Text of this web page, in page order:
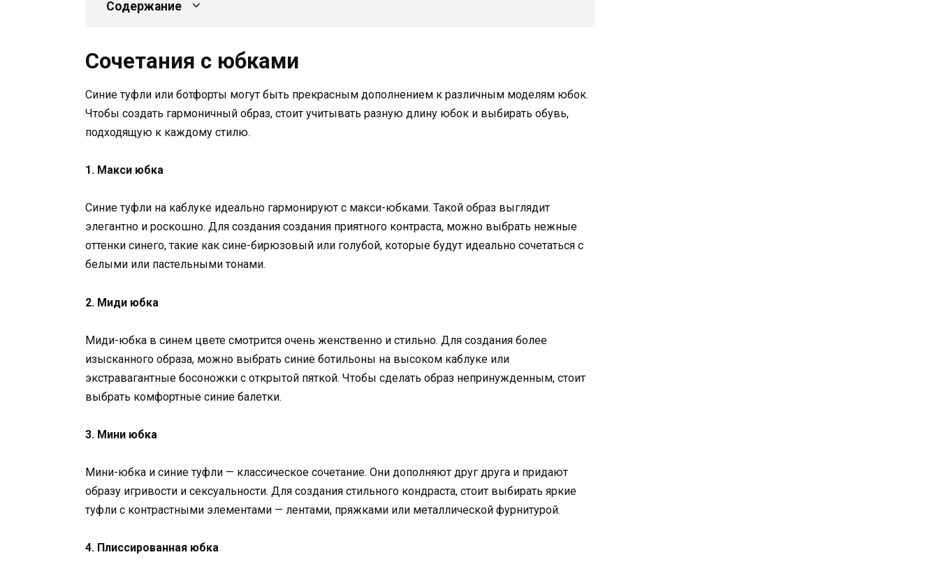
Содержание
Сочетания с юбками
Синие туфли или ботфорты могут быть прекрасным дополнением к различным моделям юбок.
Чтобы создать гармоничный образ, стоит учитывать разную длину юбок и выбирать обувь,
подходящую к каждому стилю.
1. Макси юбка
Синие туфли на каблуке идеально гармонируют с макси-юбками. Такой образ выглядит
элегантно и роскошно. Для создания создания приятного контраста, можно выбрать нежные
оттенки синего, такие как сине-бирюзовый или голубой, которые будут идеально сочетаться с
белыми или пастельными тонами.
2. Миди юбка
Миди-юбка в синем цвете смотрится очень женственно и стильно. Для создания более
изысканного образа, можно выбрать синие ботильоны на высоком каблуке или
экстравагантные босоножки с открытой пяткой. Чтобы сделать образ непринужденным, стоит
выбрать комфортные синие балетки.
3. Мини юбка
Мини-юбка и синие туфли — классическое сочетание. Они дополняют друг друга и придают
образу игривости и сексуальности. Для создания стильного кондраста, стоит выбирать яркие
туфли с контрастными элементами — лентами, пряжками или металлической фурнитурой.
4. Плиссированная юбка